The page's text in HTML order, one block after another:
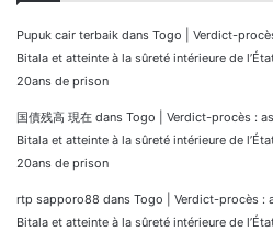
Pupuk cair terbaik dans Togo | Verdict-
Bitala et atteinte à la sûreté intérieure de
20ans de prison
国債残高 現在 dans Togo | Verdict-procès :
Bitala et atteinte à la sûreté intérieure de
20ans de prison
rtp sapporo88 dans Togo | Verdict-procès :
Bitala et atteinte à la sûreté intérieure de